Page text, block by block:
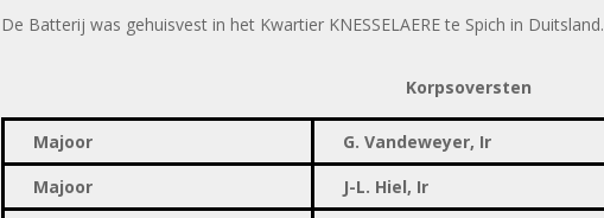
De Batterij was gehuisvest in het Kwartier KNESSELAERE te Spich in Duitsland.
Korpsoversten
Majoor G. Vandeweyer, Ir
Majoor
J-L. Hiel, Ir